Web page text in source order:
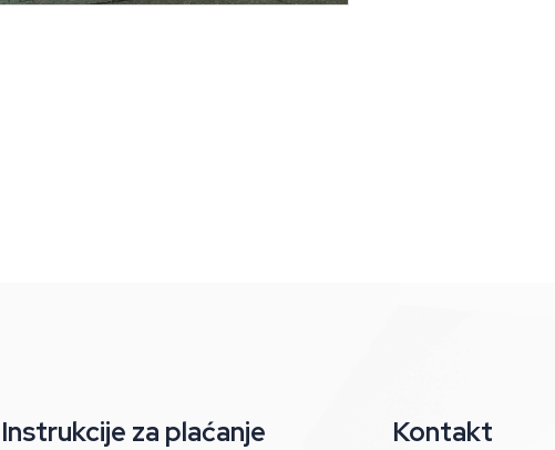
Instrukcije za plaćanje Kontakt